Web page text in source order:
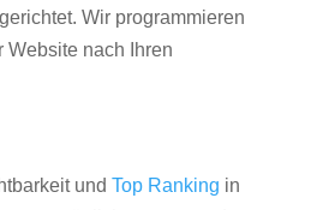
Wir programmieren
Website nach Ihren
und Top Ranking in